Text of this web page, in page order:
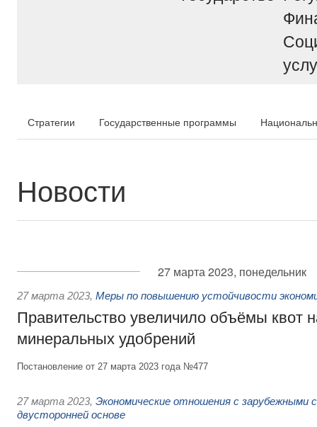
Стратегии Государственные программы
Новости
27 марта 2023, понедельник
27 марта 2023, Меры по повышению устойчивости
Правительство увеличило объёмы квот
минеральных удобрений
Постановление от 27 марта 2023 года №477
27 марта 2023, Экономические отношения с зарубежными
двусторонней основе